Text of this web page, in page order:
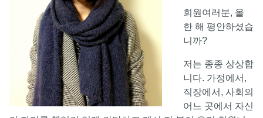
회원여러분, 올
한 해 평안하셨습
니까?
저는 종종 상상합
니다. 가정에서,
직장에서, 사회의
어느 곳에서 자신